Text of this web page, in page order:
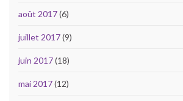
août 2017(6)
juillet 2017(9)
juin 2017(18)
mai 2017(12)